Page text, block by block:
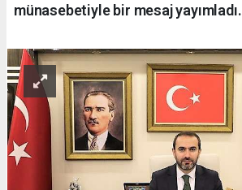
münasebetiyle bir mesaj yayımladı.